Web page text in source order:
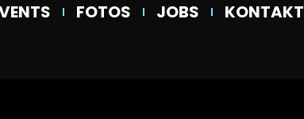
FOTOS JOBS KONTAKT